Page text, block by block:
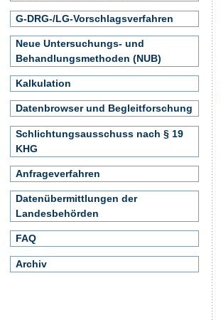
G-DRG-/LG-Vorschlagsverfahren
Neue Untersuchungs- und
Behandlungsmethoden (NUB)
Kalkulation
Datenbrowser und Begleitforschung
Schlichtungsausschuss nach § 19
KHG
Anfrageverfahren
Datenübermittlungen der
Landesbehörden
FAQ
Archiv